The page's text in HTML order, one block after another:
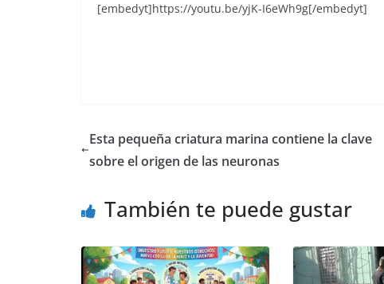
[embedyt]https://youtu.be/yjK-I6eWh9g[/embedyt]
Esta pequeña criatura marina contiene la clave
sobre el origen de las neuronas
También te puede gustar